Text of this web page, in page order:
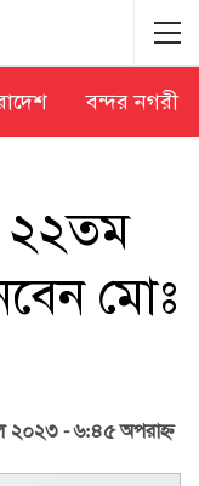
বন্দর নগরী
২২তম
মোঃ
২০২৩ - ৬:৪৫ অপরাহ্ণ